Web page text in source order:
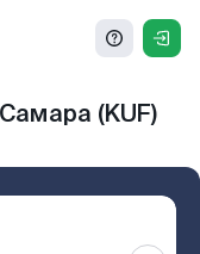
(KUF)